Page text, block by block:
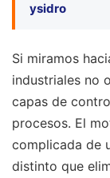
ysidro
Si miramos
industriales no
capas de
procesos. El
complicada de
distinto que